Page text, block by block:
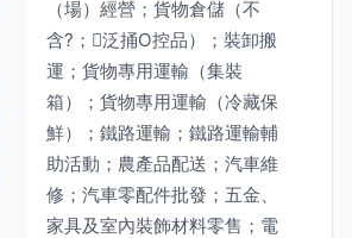
（場）經營；貨物倉儲（不
含?；泛捅O控品）；裝卸搬
運；貨物專用運輸（集裝
箱）；貨物專用運輸（冷藏保
鮮）；鐵路運輸；鐵路運輸輔
助活動；農產品配送；汽車維
修；汽車零配件批發；五金、
家具及室內裝飾材料零售；電